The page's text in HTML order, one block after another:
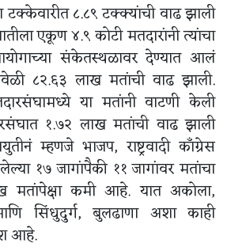
टक्केवारीत ८.८९ टक्क्यांची वाढ झाली
एकूण ४.९ कोटी मतदारांनी त्यांचा
संकेतस्थळावर देण्यात आलं
८२.६३ लाख मतांची वाढ झाली.
या मतांनी वाटणी केली
१.७२ लाख मतांची वाढ झाली
म्हणजे भाजप, राष्ट्रवादी काँग्रेस
१७ जागांपैकी ११ जागांवर मतांचा
कमी आहे. यात अकोला,
आणि सिंधुदुर्ग, बुलढाणा अशा काही
आहे.